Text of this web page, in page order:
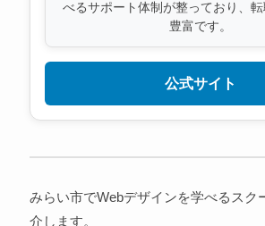
べるサポート体制が整っており、
豊富です。
公式サイト
みらい市でWebデザインを学べるスク
介します。